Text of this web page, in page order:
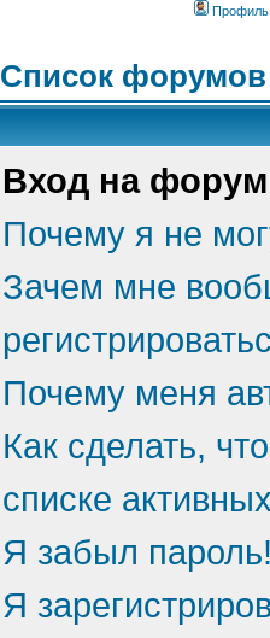
Профиль
Список
Вход на форум
Почему я не
Зачем мне
Почему меня
Как сделать,
списке
Я забыл
Я